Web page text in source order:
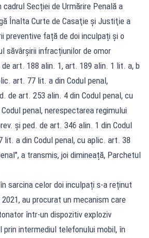
Secției de Urmărire Penală a
Înalta Curte de Casaţie şi Justiţie a
preventive față de doi inculpați și o
săvârșirii infracțiunilor de omor
art. 188 alin. 1, art. 189 alin. 1 lit. a, b
art. 77 lit. a din Codul penal,
de art. 253 alin. 4 din Codul penal, cu
penal, nerespectarea regimului
și ped. de art. 346 alin. 1 din Codul
lit. a din Codul penal, cu aplic. art. 38
a transmis, joi dimineață, Parchetul
sarcina celor doi inculpați s-a reținut
au procurat un mecanism care
într-un dispozitiv exploziv
prin intermediul telefonului mobil, în